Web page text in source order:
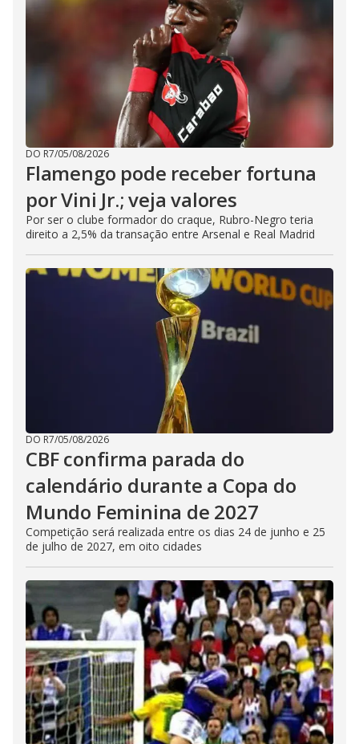
DO R7/05/08/2026
Flamengo pode receber fortuna
por Vini Jr.; veja valores
Por ser o clube formador do craque, Rubro-Negro teria
direito a 2,5% da transação entre Arsenal e Real Madrid
DO R7/05/08/2026
CBF confirma parada do
calendário durante a Copa do
Mundo Feminina de 2027
Competição será realizada entre os dias 24 de junho e 25
de julho de 2027, em oito cidades